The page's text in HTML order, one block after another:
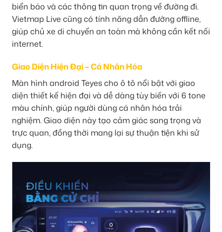
biển báo và các thông tin quan trọng về đường đi.
Vietmap Live cũng có tính năng dẫn đường offline,
giúp chủ xe di chuyển an toàn mà không cần kết nối
internet.
Giao Diện Hiện Đại – Cá Nhân Hóa
Màn hình android Teyes cho ô tô nổi bật với giao
diện thiết kế hiện đại và dễ dàng tùy biến với 6 tone
màu chính, giúp người dùng cá nhân hóa trải
nghiệm. Giao diện này tạo cảm giác sang trọng và
trực quan, đồng thời mang lại sự thuận tiện khi sử
dụng.